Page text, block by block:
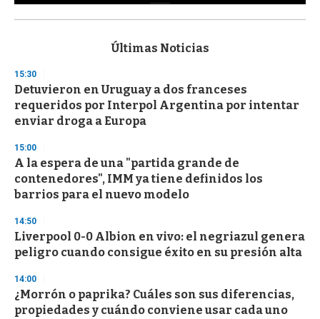
s
d
s
o
f
3
s
e
c
o
n
Últimas Noticias
15:30
Detuvieron en Uruguay a dos franceses
requeridos por Interpol Argentina por intentar
enviar droga a Europa
15:00
A la espera de una "partida grande de
contenedores", IMM ya tiene definidos los
barrios para el nuevo modelo
14:50
Liverpool 0-0 Albion en vivo: el negriazul genera
peligro cuando consigue éxito en su presión alta
14:00
¿Morrón o paprika? Cuáles son sus diferencias,
propiedades y cuándo conviene usar cada uno